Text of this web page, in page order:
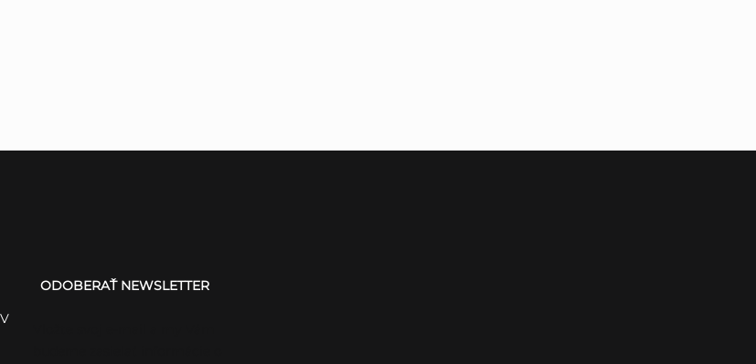
ODOBERAŤ NEWSLETTER